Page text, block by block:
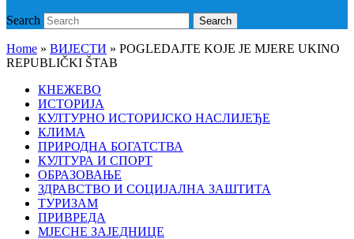
Search Search
Home » ВИЈЕСТИ » POGLEDAJTE KOJE JE MJERE UKINO
REPUBLIČKI ŠTAB
КНЕЖЕВО
ИСТОРИЈА
КУЛТУРНО ИСТОРИЈСКО НАСЛИЈЕЂЕ
КЛИМА
ПРИРОДНА БОГАТСТВА
КУЛТУРА И СПОРТ
ОБРАЗОВАЊЕ
ЗДРАВСТВО И СОЦИЈАЛНА ЗАШТИТА
ТУРИЗАМ
ПРИВРЕДА
МЈЕСНЕ ЗАЈЕДНИЦЕ